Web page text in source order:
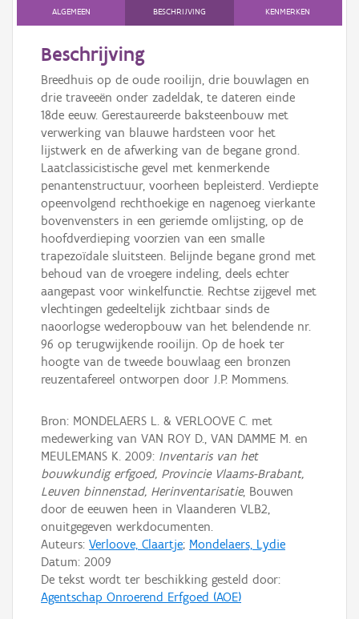
ALGEMEEN BESCHRIJVING KENMERKEN
Beschrijving
Breedhuis op de oude rooilijn, drie bouwlagen en
drie traveeën onder zadeldak, te dateren einde
18de eeuw. Gerestaureerde baksteenbouw met
verwerking van blauwe hardsteen voor het
lijstwerk en de afwerking van de begane grond.
Laatclassicistische gevel met kenmerkende
penantenstructuur, voorheen bepleisterd. Verdiepte
opeenvolgend rechthoekige en nagenoeg vierkante
bovenvensters in een geriemde omlijsting, op de
hoofdverdieping voorzien van een smalle
trapezoïdale sluitsteen. Belijnde begane grond met
behoud van de vroegere indeling, deels echter
aangepast voor winkelfunctie. Rechtse zijgevel met
vlechtingen gedeeltelijk zichtbaar sinds de
naoorlogse wederopbouw van het belendende nr.
96 op terugwijkende rooilijn. Op de hoek ter
hoogte van de tweede bouwlaag een bronzen
reuzentafereel ontworpen door J.P. Mommens.
Bron: MONDELAERS L. & VERLOOVE C. met
medewerking van VAN ROY D., VAN DAMME M. en
MEULEMANS K. 2009: Inventaris van het
bouwkundig erfgoed, Provincie Vlaams-Brabant,
Leuven binnenstad, Herinventarisatie, Bouwen
door de eeuwen heen in Vlaanderen VLB2,
onuitgegeven werkdocumenten.
Auteurs: Verloove, Claartje; Mondelaers, Lydie
Datum: 2009
De tekst wordt ter beschikking gesteld door:
Agentschap Onroerend Erfgoed (AOE)